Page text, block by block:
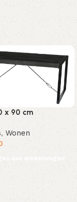
x 90 cm
,Wonen
aan winkelwagen